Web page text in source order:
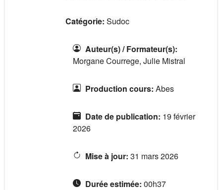
Catégorie: Sudoc
Auteur(s) / Formateur(s):
Morgane Courrege, Julie Mistral
Production cours: Abes
Date de publication: 19 février
2026
Mise à jour: 31 mars 2026
Durée estimée: 00h37